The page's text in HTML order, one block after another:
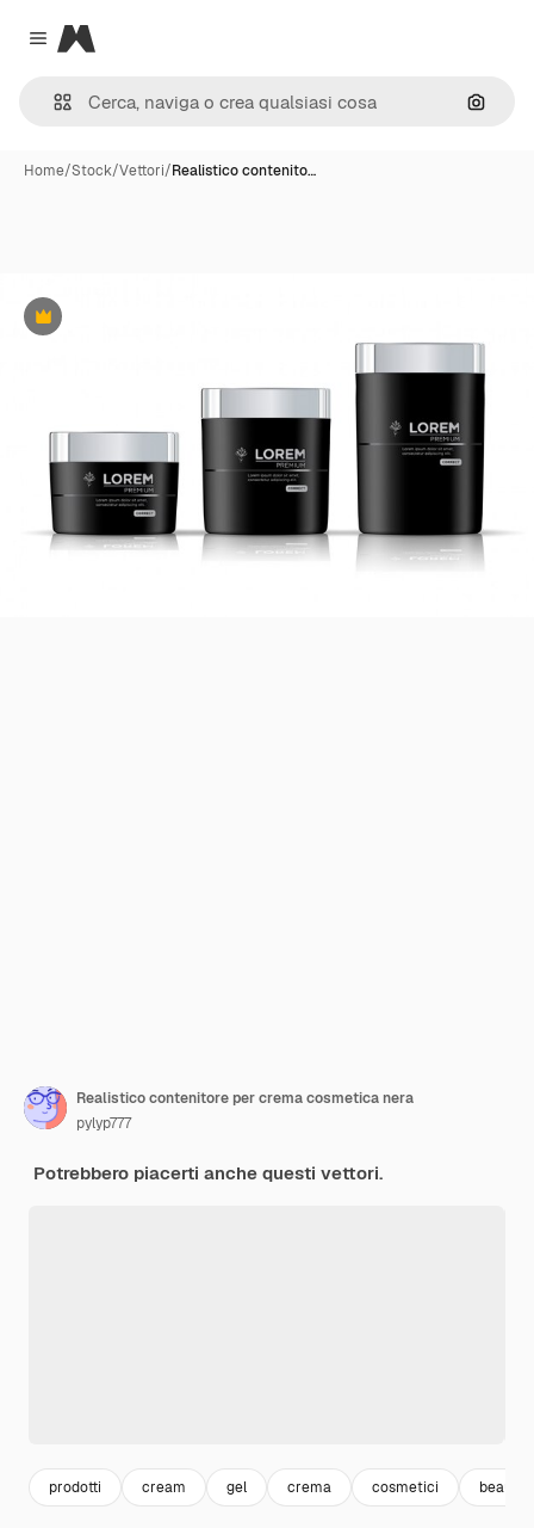
Close menu
Magnific
Cerca
Home/Stock/Vettori/Realistico contenito…
Premium
Realistico contenitore per crema cosmetica nera
pylyp777
Potrebbero piacerti anche questi vettori.
prodotti cream gel crema cosmetici beauty